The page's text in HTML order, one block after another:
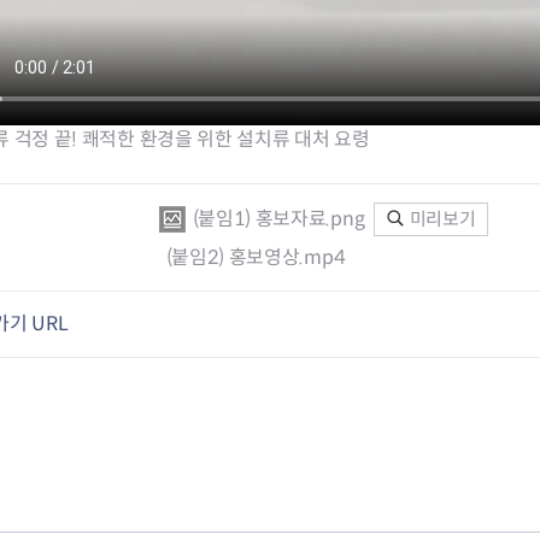
걱정 끝! 쾌적한 환경을 위한 설치류 대처 요령
(붙임1) 홍보자료.png 미리보기
(붙임2) 홍보영상.mp4
기 URL